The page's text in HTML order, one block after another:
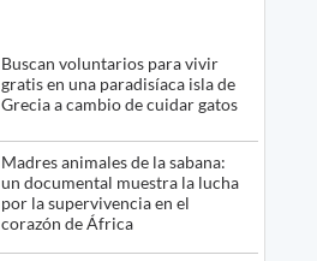
Buscan voluntarios para vivir
gratis en una paradisíaca isla de
Grecia a cambio de cuidar gatos
Madres animales de la sabana:
un documental muestra la lucha
por la supervivencia en el
corazón de África